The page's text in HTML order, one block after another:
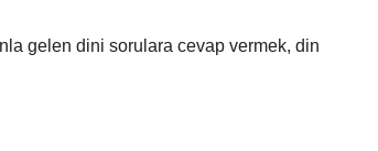
gelen dini sorulara cevap vermek, din